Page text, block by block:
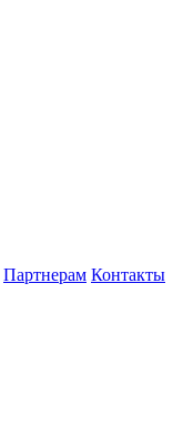
Партнерам Контакты